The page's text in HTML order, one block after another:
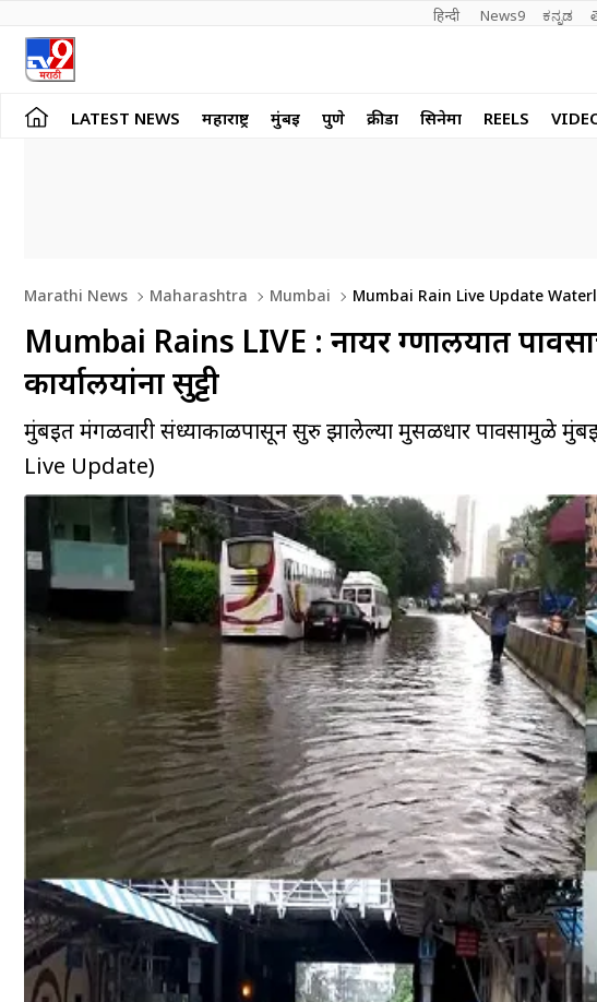
हिन्दी News9 ಕನ್ನಡ
LATEST NEWS महाराष्ट्र मुंबई पुणे क्रीडा सिनेमा REELS
Marathi News Maharashtra Mumbai Mumbai Rain Live Update
Mumbai Rains LIVE : नायर रुग्णालयात
कार्यालयांना सुट्टी
मुंबईत मंगळवारी संध्याकाळपासून सुरु झालेल्या मुसळधार पावसामुळे
Live Update)